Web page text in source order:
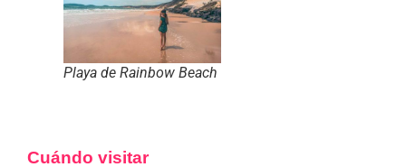
Playa de Rainbow Beach
Cuándo visitar